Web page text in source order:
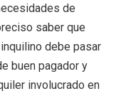
de
saber que
debe pasar
buen pagador y
involucrado en